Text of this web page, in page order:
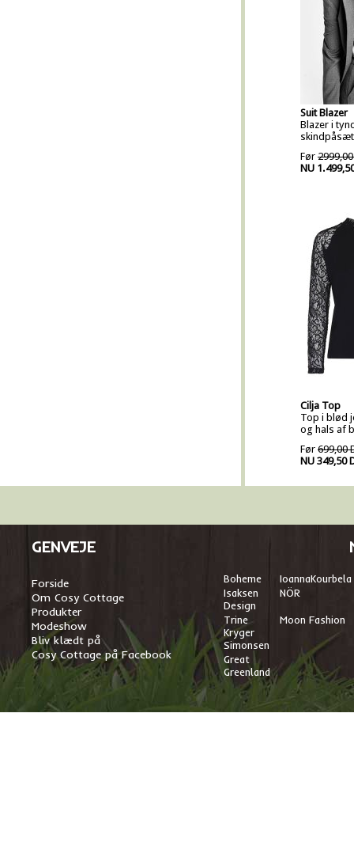
Suit Blazer
Blazer i
Før 2999,00
NU
Cilja Top
Top i blød
og hals af
Før 699,00
NU 349,50
GENVEJE
Forside
Om Cosy Cottage
Produkter
Modeshow
Bliv klædt på
Cosy Cottage på Facebook
Boheme IoannaKourbela
Isaksen
Design
NÖR
Trine
Kryger
Simonsen
Moon Fashion
Great
Greenland